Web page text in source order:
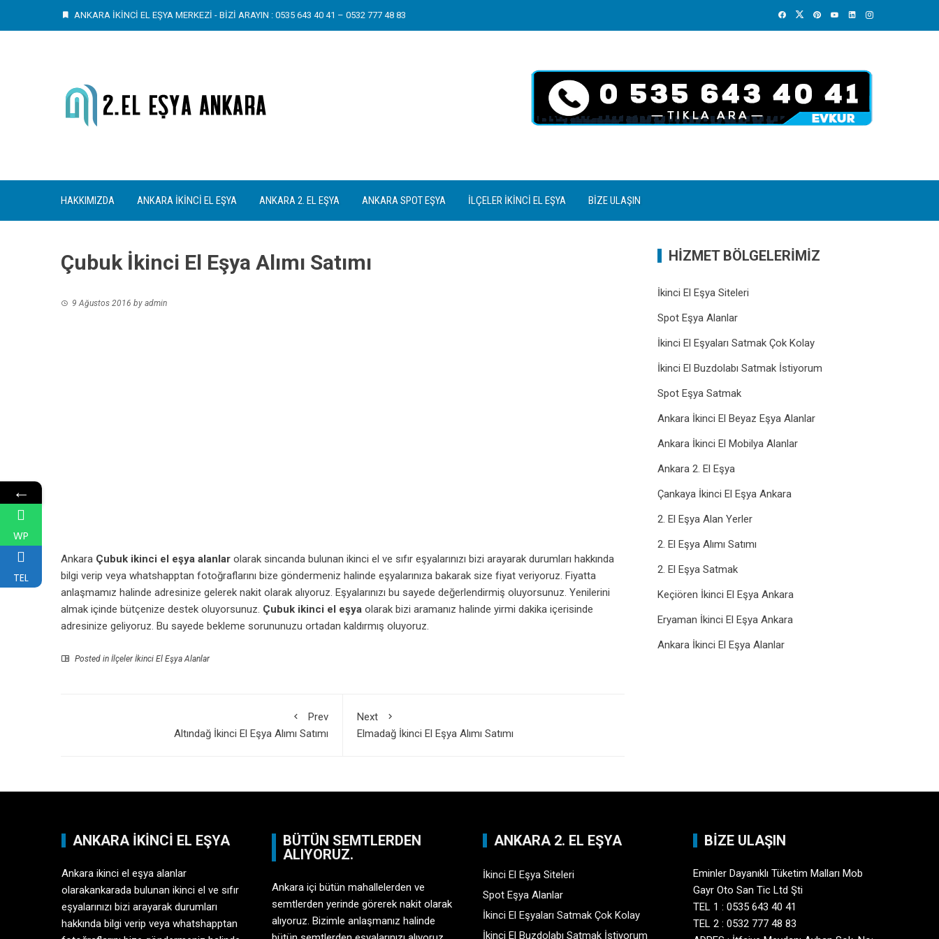
ANKARA İKİNCİ EL EŞYA MERKEZİ - BİZİ ARAYIN : 0535 643 40 41 – 0532 777 48 83
HAKKIMIZDA ANKARA İKINCI EL EŞYA ANKARA 2. EL EŞYA ANKARA SPOT EŞYA İLÇELER İKINCI EL EŞYA BIZE ULAŞIN
Çubuk İkinci El Eşya Alımı Satımı
9 Ağustos 2016 by admin
Ankara Çubuk ikinci el eşya alanlar olarak sincanda bulunan ikinci el ve sıfır eşyalarınızı bizi arayarak durumları hakkında
bilgi verip veya whatshapptan fotoğraflarını bize göndermeniz halinde eşyalarınıza bakarak size fiyat veriyoruz. Fiyatta
anlaşmamız halinde adresinize gelerek nakit olarak alıyoruz. Eşyalarınızı bu sayede değerlendirmiş oluyorsunuz. Yenilerini
almak içinde bütçenize destek oluyorsunuz. Çubuk ikinci el eşya olarak bizi aramanız halinde yirmi dakika içerisinde
adresinize geliyoruz. Bu sayede bekleme sorununuzu ortadan kaldırmış oluyoruz.
Posted in İlçeler İkinci El Eşya Alanlar
Prev
Altındağ İkinci El Eşya Alımı Satımı
Next
Elmadağ İkinci El Eşya Alımı Satımı
HİZMET BÖLGELERİMİZ
İkinci El Eşya Siteleri
Spot Eşya Alanlar
İkinci El Eşyaları Satmak Çok Kolay
İkinci El Buzdolabı Satmak İstiyorum
Spot Eşya Satmak
Ankara İkinci El Beyaz Eşya Alanlar
Ankara İkinci El Mobilya Alanlar
Ankara 2. El Eşya
Çankaya İkinci El Eşya Ankara
2. El Eşya Alan Yerler
2. El Eşya Alımı Satımı
2. El Eşya Satmak
Keçiören İkinci El Eşya Ankara
Eryaman İkinci El Eşya Ankara
Ankara İkinci El Eşya Alanlar
ANKARA İKINCI EL EŞYA
Ankara ikinci el eşya alanlar
olarakankarada bulunan ikinci el ve sıfır
eşyalarınızı bizi arayarak durumları
hakkında bilgi verip veya whatshapptan
BÜTÜN SEMTLERDEN
ALIYORUZ.
Ankara içi bütün mahallelerden ve
semtlerden yerinde görerek nakit olarak
alıyoruz. Bizimle anlaşmanız halinde
ANKARA 2. EL EŞYA
İkinci El Eşya Siteleri
Spot Eşya Alanlar
İkinci El Eşyaları Satmak Çok Kolay
İkinci El Buzdolabı Satmak İstiyorum
BİZE ULAŞIN
Eminler Dayanıklı Tüketim Malları Mob
Gayr Oto San Tic Ltd Şti
TEL 1 : 0535 643 40 41
TEL 2 : 0532 777 48 83
←
WP
TEL